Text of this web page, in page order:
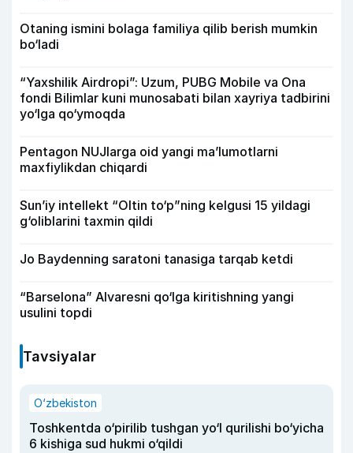
Otaning ismini bolaga familiya qilib berish mumkin
bo‘ladi
“Yaxshilik Airdropi”: Uzum, PUBG Mobile va Ona
fondi Bilimlar kuni munosabati bilan xayriya tadbirini
yo‘lga qo‘ymoqda
Pentagon NUJlarga oid yangi maʼlumotlarni
maxfiylikdan chiqardi
Sun’iy intellekt “Oltin to‘p”ning kelgusi 15 yildagi
g‘oliblarini taxmin qildi
Jo Baydenning saratoni tanasiga tarqab ketdi
“Barselona” Alvaresni qo‘lga kiritishning yangi
usulini topdi
Tavsiyalar
O‘zbekiston
Toshkentda o‘pirilib tushgan yo‘l qurilishi bo‘yicha
6 kishiga sud hukmi o‘qildi